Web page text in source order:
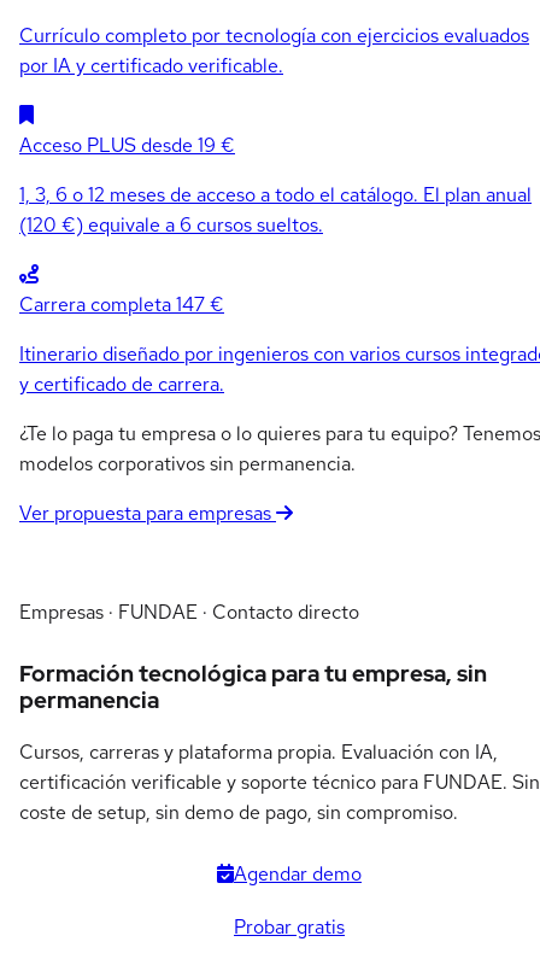
Currículo completo por tecnología con ejercicios evaluados
por IA y certificado verificable.
Acceso PLUS desde 19 €
1, 3, 6 o 12 meses de acceso a todo el catálogo. El plan anual
(120 €) equivale a 6 cursos sueltos.
Carrera completa147 €
Itinerario diseñado por ingenieros con varios cursos
y certificado de carrera.
¿Te lo paga tu empresa o lo quieres para tu equipo? Tenemos
modelos corporativos sin permanencia.
Ver propuesta para empresas
Empresas · FUNDAE · Contacto directo
Formación tecnológica para tu empresa, sin
permanencia
Cursos, carreras y plataforma propia. Evaluación con IA,
certificación verificable y soporte técnico para FUNDAE. Sin
coste de setup, sin demo de pago, sin compromiso.
Agendar demo
Probar gratis